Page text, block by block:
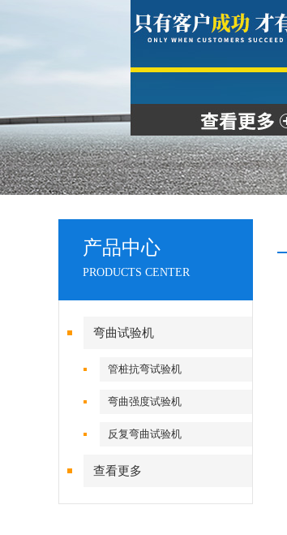
产品中心
PRODUCTS CENTER
弯曲试验机
管桩抗弯试验机
弯曲强度试验机
反复弯曲试验机
查看更多